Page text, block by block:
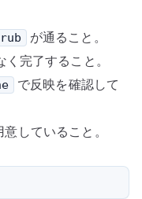
が通ること。
完了すること。
で反映を確認して
していること。